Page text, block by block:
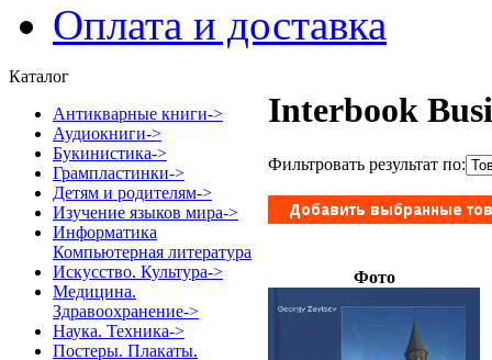
Оплата и доставка
Каталог
Антикварные книги->
Аудиокниги->
Букинистика->
Грампластинки->
Детям и родителям->
Изучение языков мира->
Информатика
Компьютерная литература
Искусство. Культура->
Медицина.
Здравоохранение->
Наука. Техника->
Постеры. Плакаты.
Interbook
Фильтровать результат по:
Фото